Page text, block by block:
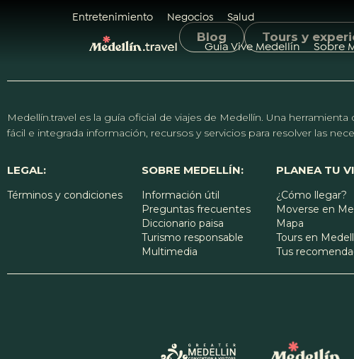
Entretenimiento Negocios Salud
Guía Vive Medellín Sobre
Blog Tours y
Medellín.travel es la guía oficial de viajes de Medellín. Una
fácil e integrada información, recursos y servicios para resolver las
LEGAL:
Términos y condiciones
SOBRE MEDELLÍN:
Información útil
Preguntas frecuentes
Diccionario paisa
Turismo responsable
Multimedia
PLANEA TU
¿Cómo llegar?
Moverse en
Mapa
Tours en
Tus